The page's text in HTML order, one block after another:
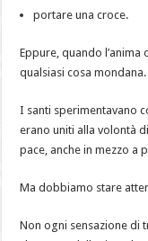
portare una croce.
Eppure, quando
qualsiasi cosa mondana.
I santi sperimentavano
erano uniti alla volontà
pace, anche in mezzo a
Ma dobbiamo stare
Non ogni sensazione di